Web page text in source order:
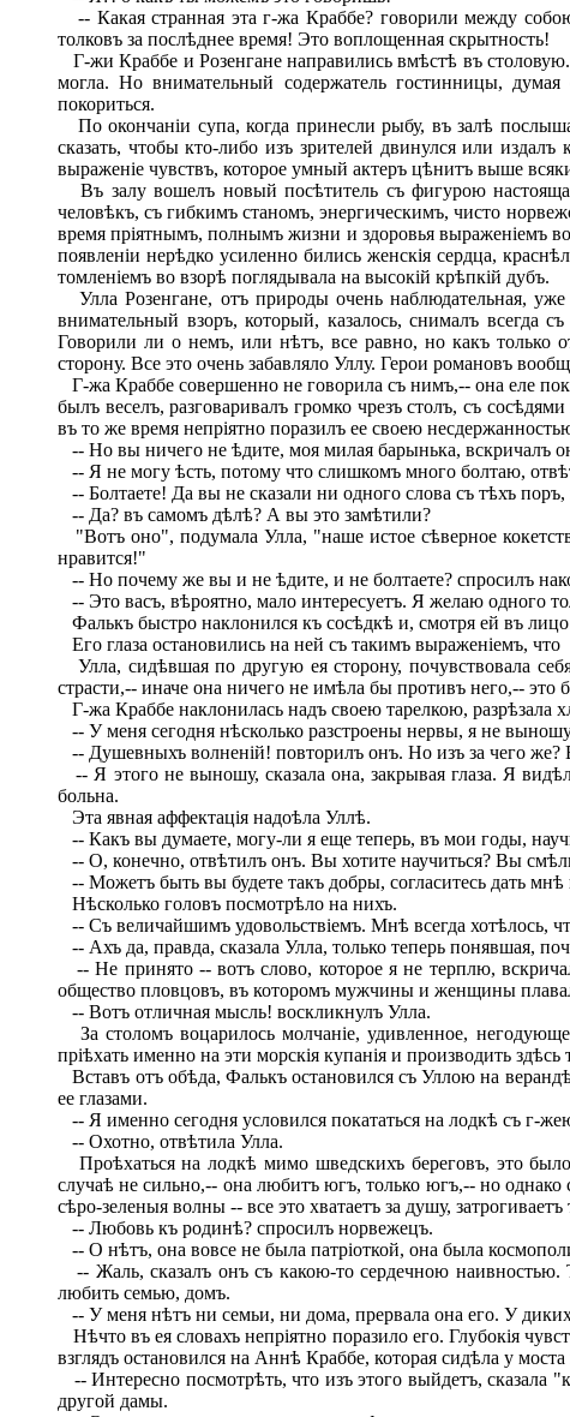
-- Какая странная эта г-жа Краббе? говорили между
толковъ за послѣднее время! Это воплощенная скрытность!
Г-жи Краббе и Розенгане направились вмѣстѣ въ
могла. Но внимательный содержатель гостинницы, думая
покориться.
По окончаніи супа, когда принесли рыбу, въ залѣ
сказать, чтобы кто-либо изъ зрителей двинулся или
выраженіе чувствъ, которое умный актеръ цѣнитъ выше
Въ залу вошелъ новый посѣтитель съ фигурою
человѣкъ, съ гибкимъ станомъ, энергическимъ, чисто
время пріятнымъ, полнымъ жизни и здоровья выраженіемъ
появленіи нерѣдко усиленно бились женскія сердца,
томленіемъ во взорѣ поглядывала на высокій крѣпкій дубъ.
Улла Розенгане, отъ природы очень наблюдательная,
внимательный взоръ, который, казалось, снималъ всегда
Говорили ли о немъ, или нѣтъ, все равно, но какъ только
сторону. Все это очень забавляло Уллу. Герои романовъ
Г-жа Краббе совершенно не говорила съ нимъ,-- она еле
былъ веселъ, разговаривалъ громко чрезъ столъ, съ
въ то же время непріятно поразилъ ее своею
-- Но вы ничего не ѣдите, моя милая барынька, вскричалъ
-- Я не могу ѣсть, потому что слишкомъ много болтаю,
-- Болтаете! Да вы не сказали ни одного слова съ тѣхъ
-- Да? въ самомъ дѣлѣ? А вы это замѣтили?
"Вотъ оно", подумала Улла, "наше истое сѣверное
нравится!"
-- Но почему же вы и не ѣдите, и не болтаете? спросилъ
-- Это васъ, вѣроятно, мало интересуетъ. Я желаю одного
Фалькъ быстро наклонился къ сосѣдкѣ и, смотря ей въ
Его глаза остановились на ней съ такимъ выраженіемъ, что
Улла, сидѣвшая по другую ея сторону, почувствовала
страсти,-- иначе она ничего не имѣла бы противъ него,-- это
Г-жа Краббе наклонилась надъ своею тарелкою, разрѣзала
-- У меня сегодня нѣсколько разстроены нервы, я не
-- Душевныхъ волненій! повторилъ онъ. Но изъ за чего же?
-- Я этого не выношу, сказала она, закрывая глаза. Я
больна.
Эта явная аффектація надоѣла Уллѣ.
-- Какъ вы думаете, могу-ли я еще теперь, въ мои годы,
-- О, конечно, отвѣтилъ онъ. Вы хотите научиться? Вы
-- Можетъ быть вы будете такъ добры, согласитесь дать мнѣ
Нѣсколько головъ посмотрѣло на нихъ.
-- Съ величайшимъ удовольствіемъ. Мнѣ всегда хотѣлось,
-- Ахъ да, правда, сказала Улла, только теперь понявшая,
-- Не принято -- вотъ слово, которое я не терплю,
общество пловцовъ, въ которомъ мужчины и женщины
-- Вотъ отличная мысль! воскликнулъ Улла.
За столомъ воцарилось молчаніе, удивленное,
пріѣхать именно на эти морскія купанія и производить здѣсь
Вставъ отъ обѣда, Фалькъ остановился съ Уллою на
ее глазами.
-- Я именно сегодня условился покататься на лодкѣ съ г-
-- Охотно, отвѣтила Улла.
Проѣхаться на лодкѣ мимо шведскихъ береговъ, это
случаѣ не сильно,-- она любитъ югъ, только югъ,-- но
сѣро-зеленыя волны -- все это хватаетъ за душу,
-- Любовь къ родинѣ? спросилъ норвежецъ.
-- О нѣтъ, она вовсе не была патріоткой, она была
-- Жаль, сказалъ онъ съ какою-то сердечною наивностью.
любить семью, домъ.
-- У меня нѣтъ ни семьи, ни дома, прервала она его. У
Нѣчто въ ея словахъ непріятно поразило его. Глубокія
взглядъ остановился на Аннѣ Краббе, которая сидѣла у
-- Интересно посмотрѣть, что изъ этого выйдетъ,
другой дамы.